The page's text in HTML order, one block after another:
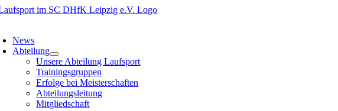
Zum
News
Abteilung
Unsere Abteilung Laufsport
Trainingsgruppen
Erfolge bei Meisterschaften
Abteilungsleitung
Mitgliedschaft